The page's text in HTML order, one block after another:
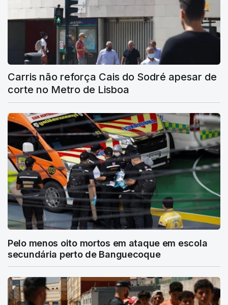
Carris não reforça Cais do Sodré apesar de
corte no Metro de Lisboa
Pelo menos oito mortos em ataque em escola
secundária perto de Banguecoque